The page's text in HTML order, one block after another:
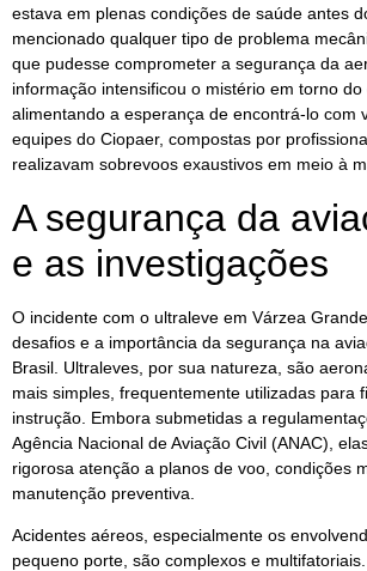
estava em plenas condições de saúde antes
mencionado qualquer tipo de problema
que pudesse comprometer a segurança da
informação intensificou o mistério em torno
alimentando a esperança de encontrá-lo com
equipes do Ciopaer, compostas por
realizavam sobrevoos exaustivos em meio à
A segurança da
e as investigações
O incidente com o ultraleve em Várzea
desafios e a importância da segurança na
Brasil. Ultraleves, por sua natureza, são
mais simples, frequentemente utilizadas para
instrução. Embora submetidas a
Agência Nacional de Aviação Civil (ANAC),
rigorosa atenção a planos de voo, condições
manutenção preventiva.
Acidentes aéreos, especialmente os
pequeno porte, são complexos e